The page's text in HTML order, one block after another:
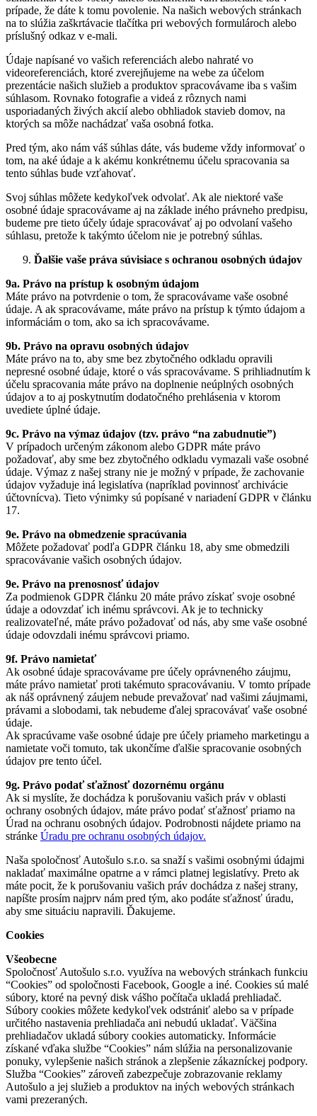
prípade, že dáte k tomu povolenie. Na našich webových stránkach
na to slúžia zaškrtávacie tlačítka pri webových formulároch alebo
príslušný odkaz v e-mali.
Údaje napísané vo vašich referenciách alebo nahraté vo
videoreferenciách, ktoré zverejňujeme na webe za účelom
prezentácie našich služieb a produktov spracovávame iba s vašim
súhlasom. Rovnako fotografie a videá z rôznych nami
usporiadaných živých akcií alebo obhliadok stavieb domov, na
ktorých sa môže nachádzať vaša osobná fotka.
Pred tým, ako nám váš súhlas dáte, vás budeme vždy informovať o
tom, na aké údaje a k akému konkrétnemu účelu spracovania sa
tento súhlas bude vzťahovať.
Svoj súhlas môžete kedykoľvek odvolať. Ak ale niektoré vaše
osobné údaje spracovávame aj na základe iného právneho predpisu,
budeme pre tieto účely údaje spracovávať aj po odvolaní vašeho
súhlasu, pretože k takýmto účelom nie je potrebný súhlas.
Ďalšie vaše práva súvisiace s ochranou osobných údajov
9a. Právo na prístup k osobným údajom
Máte právo na potvrdenie o tom, že spracovávame vaše osobné
údaje. A ak spracovávame, máte právo na prístup k týmto údajom a
informáciám o tom, ako sa ich spracovávame.
9b. Právo na opravu osobných údajov
Máte právo na to, aby sme bez zbytočného odkladu opravili
nepresné osobné údaje, ktoré o vás spracovávame. S prihliadnutím k
účelu spracovania máte právo na doplnenie neúplných osobných
údajov a to aj poskytnutím dodatočného prehlásenia v ktorom
uvediete úplné údaje.
9c. Právo na výmaz údajov (tzv. právo “na zabudnutie”)
V prípadoch určeným zákonom alebo GDPR máte právo
požadovať, aby sme bez zbytočného odkladu vymazali vaše osobné
údaje. Výmaz z našej strany nie je možný v prípade, že zachovanie
údajov vyžaduje iná legislatíva (napríklad povinnosť archivácie
účtovnícva). Tieto výnimky sú popísané v nariadení GDPR v článku
17.
9e. Právo na obmedzenie spracúvania
Môžete požadovať podľa GDPR článku 18, aby sme obmedzili
spracovávanie vašich osobných údajov.
9e. Právo na prenosnosť údajov
Za podmienok GDPR článku 20 máte právo získať svoje osobné
údaje a odovzdať ich inému správcovi. Ak je to technicky
realizovateľné, máte právo požadovať od nás, aby sme vaše osobné
údaje odovzdali inému správcovi priamo.
9f. Právo namietať
Ak osobné údaje spracovávame pre účely oprávneného záujmu,
máte právo namietať proti takémuto spracovávaniu. V tomto prípade
ak náš oprávnený záujem nebude prevažovať nad vašimi záujmami,
právami a slobodami, tak nebudeme ďalej spracovávať vaše osobné
údaje.
Ak spracúvame vaše osobné údaje pre účely priameho marketingu a
namietate voči tomuto, tak ukončíme ďalšie spracovanie osobných
údajov pre tento účel.
9g. Právo podať sťažnosť dozornému orgánu
Ak si myslíte, že dochádza k porušovaniu vašich práv v oblasti
ochrany osobných údajov, máte právo podať sťažnosť priamo na
Úrad na ochranu osobných údajov. Podrobnosti nájdete priamo na
stránke Úradu pre ochranu osobných údajov.
Naša spoločnosť Autošulo s.r.o. sa snaží s vašimi osobnými údajmi
nakladať maximálne opatrne a v rámci platnej legislatívy. Preto ak
máte pocit, že k porušovaniu vašich práv dochádza z našej strany,
napíšte prosím najprv nám pred tým, ako podáte sťažnosť úradu,
aby sme situáciu napravili. Ďakujeme.
Cookies
Všeobecne
Spoločnosť Autošulo s.r.o. využíva na webových stránkach funkciu
“Cookies” od spoločnosti Facebook, Google a iné. Cookies sú malé
súbory, ktoré na pevný disk vášho počítača ukladá prehliadač.
Súbory cookies môžete kedykoľvek odstrániť alebo sa v prípade
určitého nastavenia prehliadača ani nebudú ukladať. Väčšina
prehliadačov ukladá súbory cookies automaticky. Informácie
získané vďaka službe “Cookies” nám slúžia na personalizovanie
ponuky, vylepšenie našich stránok a zlepšenie zákazníckej podpory.
Služba “Cookies” zároveň zabezpečuje zobrazovanie reklamy
Autošulo a jej služieb a produktov na iných webových stránkach
vami prezeraných.